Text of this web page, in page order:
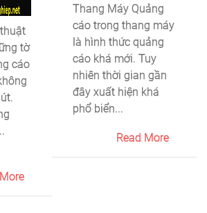
tờ
cáo
Thang Máy Quảng
cáo trong thang máy
là hình thức quảng
cáo khá mới. Tuy
nhiên thời gian gần
đây xuất hiện khá
phổ biển...
Read More